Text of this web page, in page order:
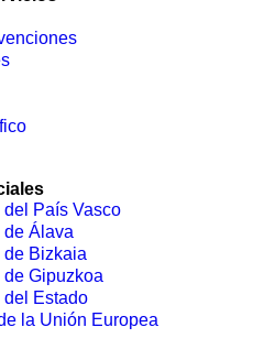
País Vasco
de Álava
de Bizkaia
Gipuzkoa
del Estado
la Unión Europea